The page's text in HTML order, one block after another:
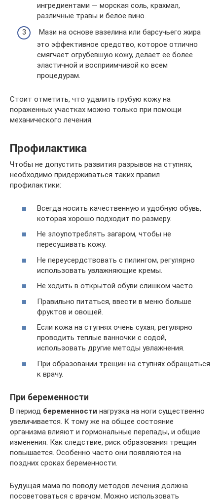
ингредиентами — морская соль, крахмал,
различные травы и белое вино.
Мази на основе вазелина или барсучьего жира
это эффективное средство, которое отлично
смягчает огрубевшую кожу, делает ее более
эластичной и восприимчивой ко всем
процедурам.
Стоит отметить, что удалить грубую кожу на
пораженных участках можно только при помощи
механического лечения.
Профилактика
Чтобы не допустить развития разрывов на ступнях,
необходимо придерживаться таких правил
профилактики:
Всегда носить качественную и удобную обувь,
которая хорошо подходит по размеру.
Не злоупотреблять загаром, чтобы не
пересушивать кожу.
Не переусердствовать с пилингом, регулярно
использовать увлажняющие кремы.
Не ходить в открытой обуви слишком часто.
Правильно питаться, ввести в меню больше
фруктов и овощей.
Если кожа на ступнях очень сухая, регулярно
проводить теплые ванночки с содой,
использовать другие методы увлажнения.
При образовании трещин на ступнях обращаться
к врачу.
При беременности
В период беременности нагрузка на ноги существенно
увеличивается. К тому же на общее состояние
организма влияют и гормональные перепады, и общие
изменения. Как следствие, риск образования трещин
повышается. Особенно часто они появляются на
поздних сроках беременности.
Будущая мама по поводу методов лечения должна
посоветоваться с врачом. Можно использовать